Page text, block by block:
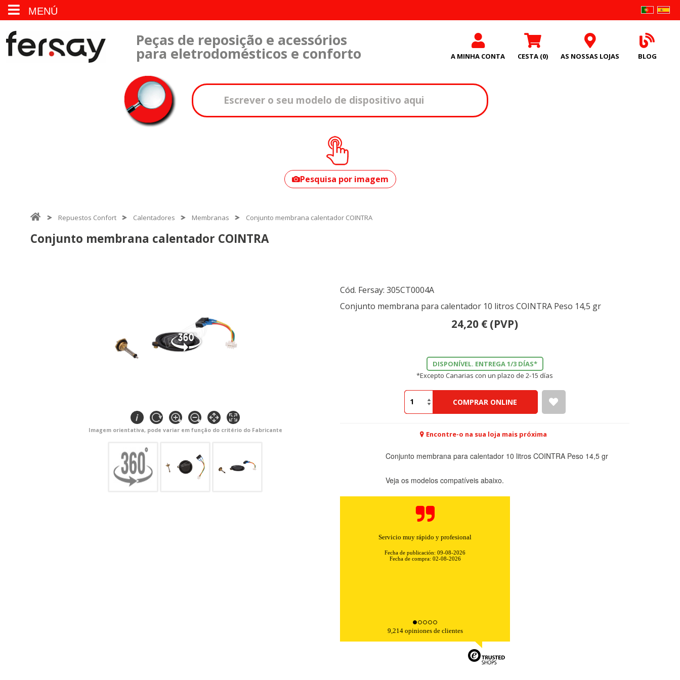
MENÚ
Peças de reposição e acessórios
para eletrodomésticos e conforto A MINHA CONTA CESTA (0) AS NOSSAS LOJAS BLOG
seu modelo?
Pesquisa por imagem
Repuestos Confort Calentadores Membranas Conjunto membrana calentador COINTRA
Conjunto membrana calentador COINTRA
Imagem orientativa, pode variar em função do critério do Fabricante
Cód. Fersay: 305CT0004A
Conjunto membrana para calentador 10 litros COINTRA Peso 14,5 gr
24,20 € (PVP)
DISPONÍVEL. ENTREGA 1/3 DÍAS*
*Excepto Canarias con un plazo de 2-15 días
COMPRAR ONLINE
Encontre-o na sua loja mais próxima
Conjunto membrana para calentador 10 litros COINTRA Peso 14,5 gr
Veja os modelos compatíveis abaixo.
Servicio muy rápido y profesional
Fecha de publicación: 09-08-2026
Fecha de compra: 02-08-2026
9,214 opiniones de clientes
HABILITAR TODO
Estas cookies nos permiten contar las visitas y fuentes de tráfico para poder evaluar el rendimiento de nuestro sitio y mejorarlo. Nos